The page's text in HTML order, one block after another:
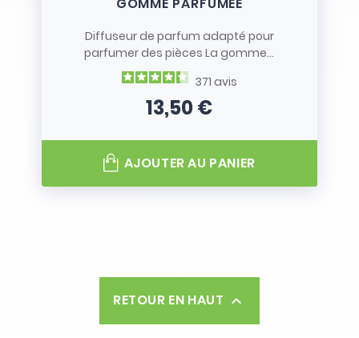
Diffuseur de parfum adapté pour
parfumer des pièces La gomme...
371 avis
Prix
13,50 €
AJOUTER AU PANIER
RETOUR EN HAUT 